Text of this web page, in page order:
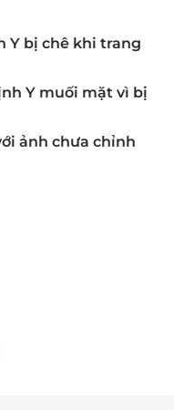
Y bị chê khi trang
Y muối mặt vì bị
ảnh chưa chỉnh